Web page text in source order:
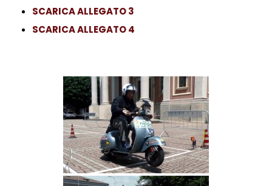
SCARICA ALLEGATO 3
SCARICA ALLEGATO 4